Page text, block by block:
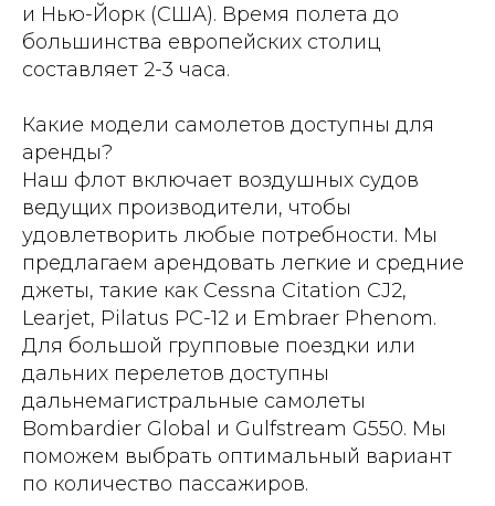
и Нью-Йорк (США). Время полета до
большинства европейских столиц
составляет 2-3 часа.
Какие модели самолетов доступны для
аренды?
Наш флот включает воздушных судов
ведущих производители, чтобы
удовлетворить любые потребности. Мы
предлагаем арендовать легкие и средние
джеты, такие как Cessna Citation CJ2,
Learjet, Pilatus PC-12 и Embraer Phenom.
Для большой групповые поездки или
дальних перелетов доступны
дальнемагистральные самолеты
Bombardier Global и Gulfstream G550. Мы
поможем выбрать оптимальный вариант
по количество пассажиров.